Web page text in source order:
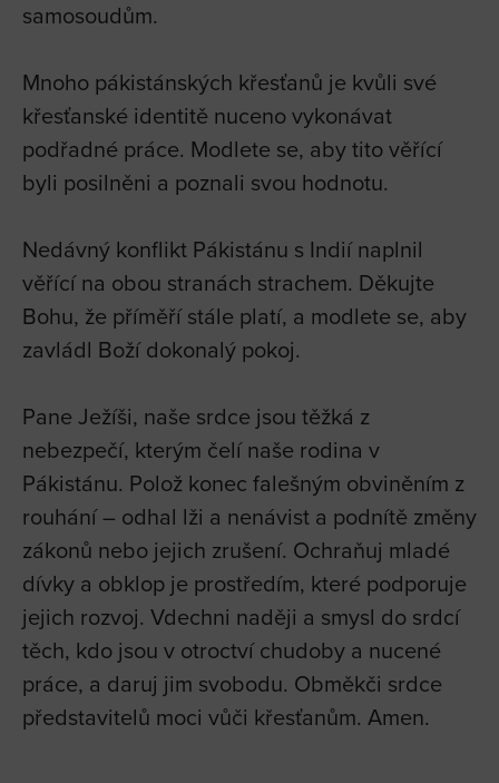
samosoudům.
Mnoho pákistánských křesťanů je kvůli své
křesťanské identitě nuceno vykonávat
podřadné práce. Modlete se, aby tito věřící
byli posilněni a poznali svou hodnotu.
Nedávný konflikt Pákistánu s Indií naplnil
věřící na obou stranách strachem. Děkujte
Bohu, že příměří stále platí, a modlete se, aby
zavládl Boží dokonalý pokoj.
Pane Ježíši, naše srdce jsou těžká z
nebezpečí, kterým čelí naše rodina v
Pákistánu. Polož konec falešným obviněním z
rouhání – odhal lži a nenávist a podnítě změny
zákonů nebo jejich zrušení. Ochraňuj mladé
dívky a obklop je prostředím, které podporuje
jejich rozvoj. Vdechni naději a smysl do srdcí
těch, kdo jsou v otroctví chudoby a nucené
práce, a daruj jim svobodu. Obměkči srdce
představitelů moci vůči křesťanům. Amen.